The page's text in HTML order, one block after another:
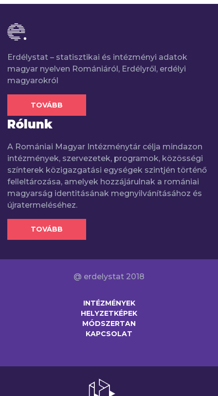
Erdélystat – statisztikai és intézményi adatok
magyar nyelven Romániáról, Erdélyről, erdélyi
magyarokról
TOVÁBB
Rólunk
A Romániai Magyar Intézménytár célja mindazon
intézmények, szervezetek, programok, közösségi
színterek közigazgatási egységek szintjén történő
felleltározása, amelyek hozzájárulnak a romániai
magyarság identitásának megnyilvánításához és
újratermeléséhez.
TOVÁBB
@ erdelystat 2018
INTÉZMÉNYEK
HELYZETKÉPEK
MÓDSZERTAN
KAPCSOLAT